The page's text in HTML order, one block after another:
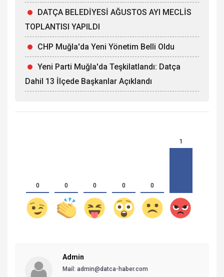
DATÇA BELEDİYESİ AĞUSTOS AYI MECLİS
TOPLANTISI YAPILDI
CHP Muğla'da Yeni Yönetim Belli Oldu
Yeni Parti Muğla'da Teşkilatlandı: Datça
Dahil 13 İlçede Başkanlar Açıklandı
0 0 0 0 0
1
Admin
Mail: admin@datca-haber.com